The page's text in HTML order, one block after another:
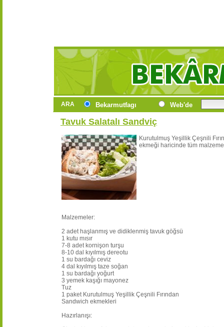
ARA Bekarmutfagı Web'de
Tavuk Salatalı Sandviç
Kurutulmuş Yeşillik Çeşnili
ekmeği haricinde tüm
Malzemeler:
2 adet haşlanmış ve didiklenmiş tavuk göğsü
1 kutu mısır
7-8 adet kornişon turşu
8-10 dal kıyılmış dereotu
1 su bardağı ceviz
4 dal kıyılmış taze soğan
1 su bardağı yoğurt
3 yemek kaşığı mayonez
Tuz
1 paket Kurutulmuş Yeşillik Çeşnili Fırından
Sandwich ekmekleri
Hazırlanışı: